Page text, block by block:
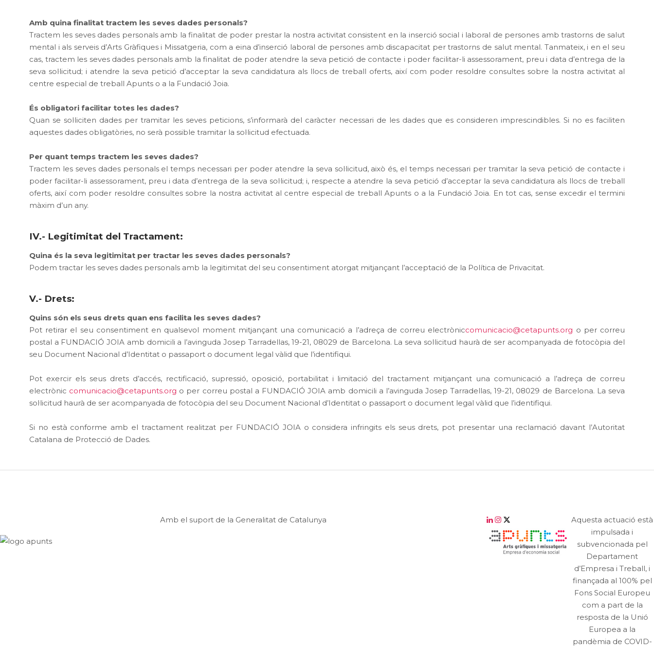
Amb quina finalitat tractem les seves dades personals?
Tractem les seves dades personals amb la finalitat de poder prestar la nostra activitat consistent en la inserció social i laboral de persones amb trastorns de salut
mental i als serveis d’Arts Gràfiques i Missatgeria, com a eina d’inserció laboral de persones amb discapacitat per trastorns de salut mental. Tanmateix, i en el seu
cas, tractem les seves dades personals amb la finalitat de poder atendre la seva petició de contacte i poder facilitar-li assessorament, preu i data d’entrega de la
seva sol·licitud; i atendre la seva petició d’acceptar la seva candidatura als llocs de treball oferts, així com poder resoldre consultes sobre la nostra activitat al
centre especial de treball Apunts o a la Fundació Joia.
És obligatori facilitar totes les dades?
Quan se sol·liciten dades per tramitar les seves peticions, s’informarà del caràcter necessari de les dades que es consideren imprescindibles. Si no es faciliten
aquestes dades obligatòries, no serà possible tramitar la sol·licitud efectuada.
Per quant temps tractem les seves dades?
Tractem les seves dades personals el temps necessari per poder atendre la seva sol·licitud, això és, el temps necessari per tramitar la seva petició de contacte i
poder facilitar-li assessorament, preu i data d’entrega de la seva sol·licitud; i, respecte a atendre la seva petició d’acceptar la seva candidatura als llocs de treball
oferts, així com poder resoldre consultes sobre la nostra activitat al centre especial de treball Apunts o a la Fundació Joia. En tot cas, sense excedir el termini
màxim d’un any.
IV.- Legitimitat del Tractament:
Quina és la seva legitimitat per tractar les seves dades personals?
Podem tractar les seves dades personals amb la legitimitat del seu consentiment atorgat mitjançant l’acceptació de la Política de Privacitat.
V.- Drets:
Quins són els seus drets quan ens facilita les seves dades?
Pot retirar el seu consentiment en qualsevol moment mitjançant una comunicació a l’adreça de correu electròniccomunicacio@cetapunts.org o per correu
postal a FUNDACIÓ JOIA amb domicili a l’avinguda Josep Tarradellas, 19-21, 08029 de Barcelona. La seva sol·licitud haurà de ser acompanyada de fotocòpia del
seu Document Nacional d’Identitat o passaport o document legal vàlid que l’identifiqui.
Pot exercir els seus drets d’accés, rectificació, supressió, oposició, portabilitat i limitació del tractament mitjançant una comunicació a l’adreça de correu
electrònic comunicacio@cetapunts.org o per correu postal a FUNDACIÓ JOIA amb domicili a l’avinguda Josep Tarradellas, 19-21, 08029 de Barcelona. La seva
sol·licitud haurà de ser acompanyada de fotocòpia del seu Document Nacional d’Identitat o passaport o document legal vàlid que l’identifiqui.
Si no està conforme amb el tractament realitzat per FUNDACIÓ JOIA o considera infringits els seus drets, pot presentar una reclamació davant l’Autoritat
Catalana de Protecció de Dades.
Amb el suport de la Generalitat de Catalunya
Aquesta actuació està
impulsada i
subvencionada pel
Departament
d’Empresa i Treball, i
finançada al 100% pel
Fons Social Europeu
com a part de la
resposta de la Unió
Europea a la
pandèmia de COVID-